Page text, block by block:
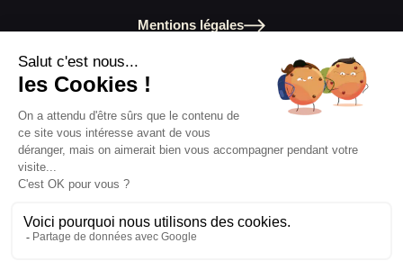
Mentions légales
Nos publications 2025
Les archives de nos rapports